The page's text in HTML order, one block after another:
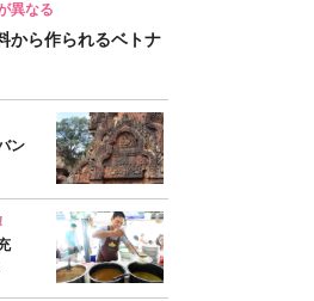
異なる
から作られるベトナ
ン